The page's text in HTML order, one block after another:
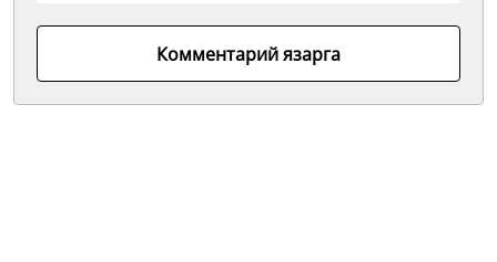
Комментарий язарга